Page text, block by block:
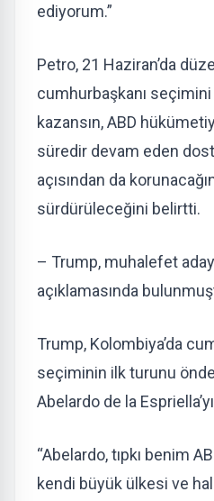
ediyorum.”
Petro, 21 Haziran’da
cumhurbaşkanı seçimini
kazansın, ABD
süredir devam eden
açısından da
sürdürüleceğini belirtti.
– Trump, muhalefet
açıklamasında
Trump, Kolombiya’da
seçiminin ilk turunu
Abelardo de la
“Abelardo, tıpkı benim
kendi büyük ülkesi ve